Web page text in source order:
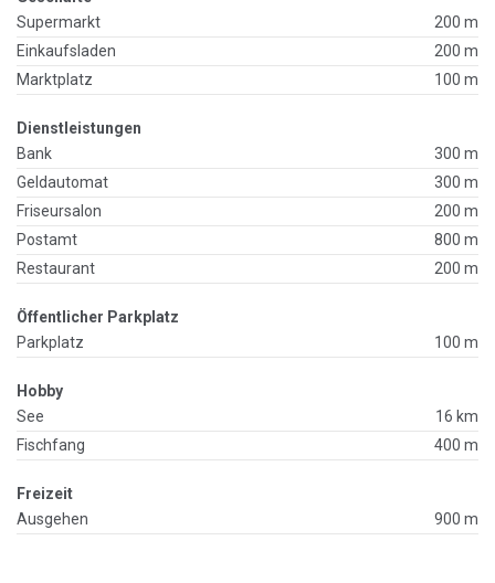
Supermarkt
200 m
Einkaufsladen
200 m
Marktplatz
100 m
Dienstleistungen
Bank
300 m
Geldautomat
300 m
Friseursalon
200 m
Postamt
800 m
Restaurant
200 m
Öffentlicher Parkplatz
Parkplatz
100 m
Hobby
See
16 km
Fischfang
400 m
Freizeit
Ausgehen
900 m